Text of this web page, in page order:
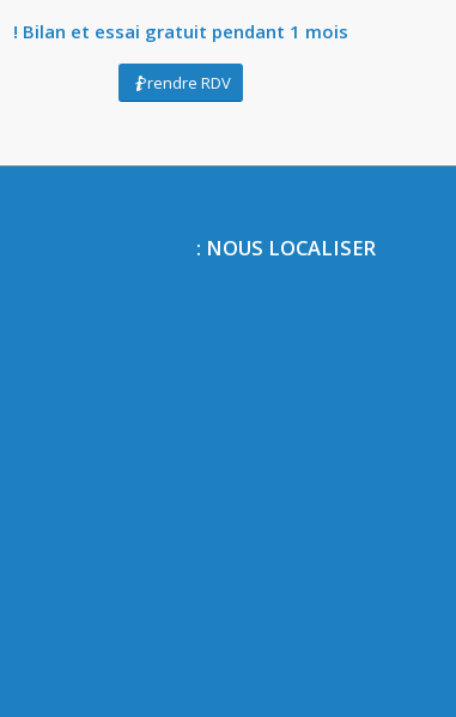
Bilan et essai gratuit pendant 1 mois !
Prendre RDV
NOUS LOCALISER :